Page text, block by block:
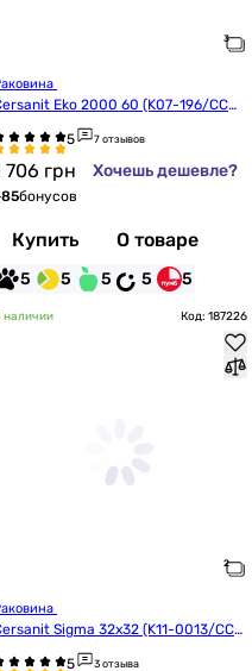
Eko 2000 60 (K07-196/CCW
S1000158208)
7 отзывов
706 грн Хочешь дешевле?
85бонусов
Купить О товаре
5 5 5 5 5
наличии Код: 187226
Sigma 32x32 (K11-0013/CCW
C1000020936)
3 отзыва